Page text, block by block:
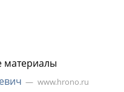
материалы
www.hrono.ru